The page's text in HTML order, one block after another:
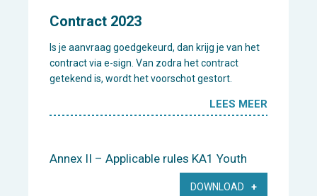
Contract 2023
Is je aanvraag goedgekeurd, dan krijg je van het
contract via e-sign. Van zodra het contract
getekend is, wordt het voorschot gestort.
LEES MEER
Annex II – Applicable rules KA1 Youth
DOWNLOAD